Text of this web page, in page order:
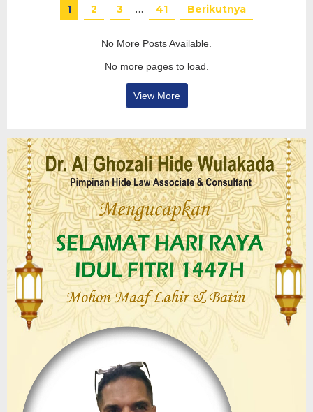
1 2 3 … 41 Berikutnya
No More Posts Available.
No more pages to load.
View More